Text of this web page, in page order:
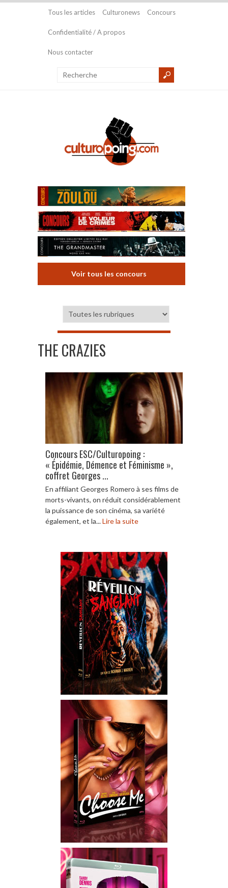
Tous les articles Culturonews Concours
Confidentialité / A propos
Nous contacter
Voir tous les concours
THE CRAZIES
Concours ESC/Culturopoing :
« Épidémie, Démence et Féminisme »,
coffret Georges ...
En affiliant Georges Romero à ses films de
morts-vivants, on réduit considérablement
la puissance de son cinéma, sa variété
également, et la...Lire la suite